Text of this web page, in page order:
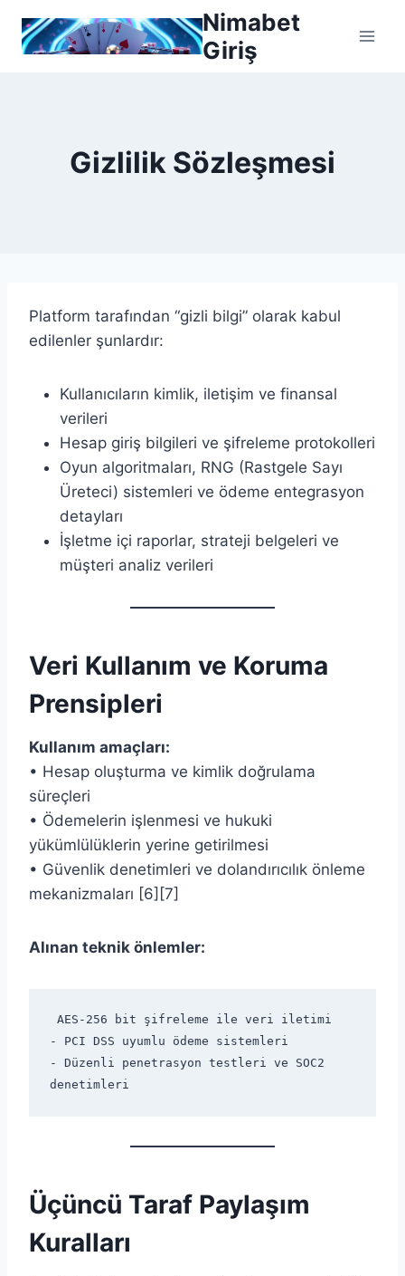
content
Nimabet
Giriş
Gizlilik Sözleşmesi
Platform tarafından “gizli bilgi” olarak kabul
edilenler şunlardır:
Kullanıcıların kimlik, iletişim ve finansal
verileri
Hesap giriş bilgileri ve şifreleme protokolleri
Oyun algoritmaları, RNG (Rastgele Sayı
Üreteci) sistemleri ve ödeme entegrasyon
detayları
İşletme içi raporlar, strateji belgeleri ve
müşteri analiz verileri
Veri Kullanım ve Koruma
Prensipleri
Kullanım amaçları:
• Hesap oluşturma ve kimlik doğrulama
süreçleri
• Ödemelerin işlenmesi ve hukuki
yükümlülüklerin yerine getirilmesi
• Güvenlik denetimleri ve dolandırıcılık önleme
mekanizmaları [6][7]
Alınan teknik önlemler:
AES-256 bit şifreleme ile veri iletimi
- PCI DSS uyumlu ödeme sistemleri
- Düzenli penetrasyon testleri ve SOC2
denetimleri
Üçüncü Taraf Paylaşım
Kuralları